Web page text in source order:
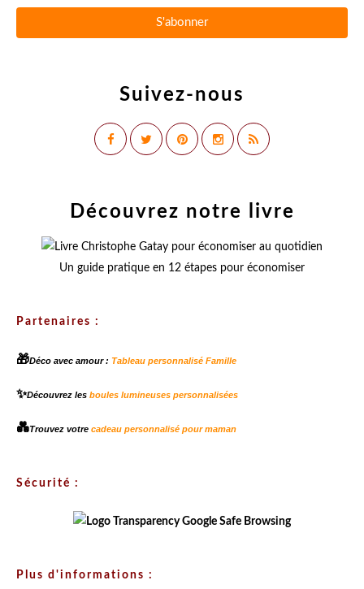
Suivez-nous
Découvrez notre livre
Un guide pratique en 12 étapes pour économiser
Partenaires :
🎁Déco avec amour : Tableau personnalisé Famille
✨Découvrez les boules lumineuses personnalisées
💑Trouvez votre cadeau personnalisé pour maman
Sécurité :
Plus d'informations :